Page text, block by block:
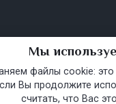
Мы
файлы cookie: это
Вы продолжите
считать, что Вас